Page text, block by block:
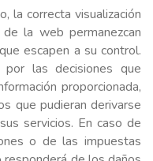
la correcta visualización
la web permanezcan
escapen a su control.
por las decisiones que
proporcionada,
que pudieran derivarse
servicios. En caso de
o de las impuestas